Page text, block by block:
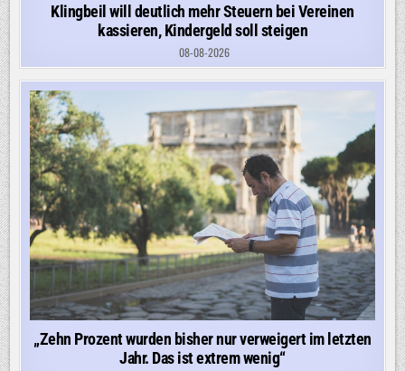
Klingbeil will deutlich mehr Steuern bei Vereinen
kassieren, Kindergeld soll steigen
08-08-2026
„Zehn Prozent wurden bisher nur verweigert im letzten
Jahr. Das ist extrem wenig“